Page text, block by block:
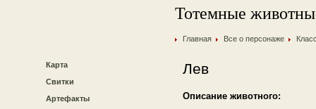
Карта
Свитки
Артефакты
Тотемные
Главная Все о персонаже
Лев
Описание животного: